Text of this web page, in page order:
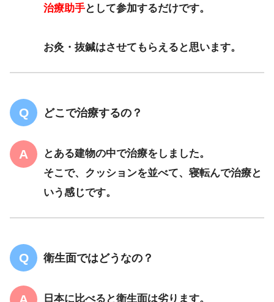
治療助手として参加するだけです。
お灸・抜鍼はさせてもらえると思います。
どこで治療するの？
とある建物の中で治療をしました。
そこで、クッションを並べて、寝転んで治療と
いう感じです。
衛生面ではどうなの？
日本に比べると衛生面は劣ります。